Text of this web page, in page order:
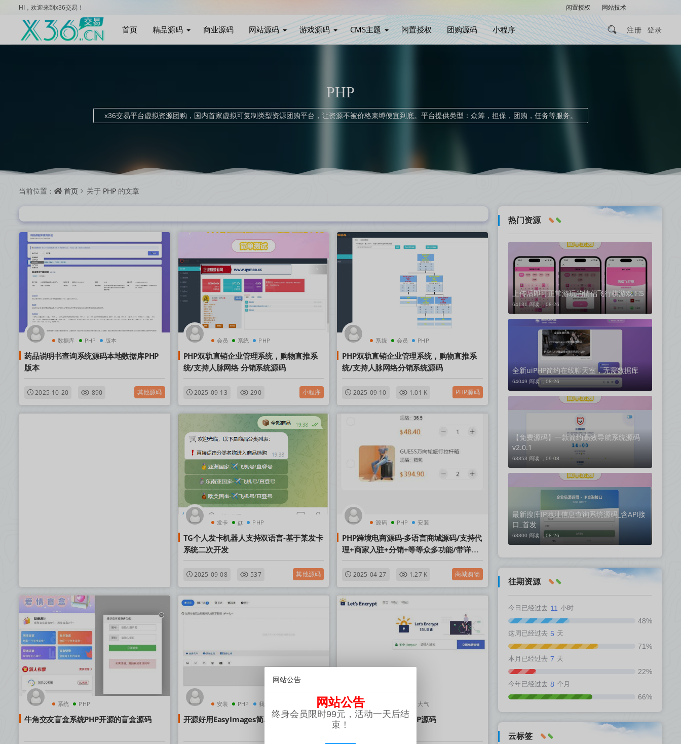
HI，欢迎来到x36交易！ 闲置授权 网站技术
首页 精品源码 商业源码 网站源码 游戏源码 CMS主题 闲置授权 团购源码 小程序 注册 登录
PHP
x36交易平台虚拟资源团购，国内首家虚拟可复制类型资源团购平台，让资源不被价格束缚便宜到底。平台提供类型：众筹，担保，团购，任务等服务。
当前位置： 首页 关于 PHP 的文章
数据库 PHP 版本
药品说明书查询系统源码本地数据库PHP
版本
2025-10-20 890 其他源码
会员 系统 PHP
PHP双轨直销企业管理系统，购物直推系
统/支持人脉网络 分销系统源码
2025-09-13 290 小程序
系统 会员 PHP
PHP双轨直销企业管理系统，购物直推系
统/支持人脉网络分销系统源码
2025-09-10 1.01 K PHP源码
发卡 gt PHP
TG个人发卡机器人支持双语言-基于某发卡
系统二次开发
2025-09-08 537 其他源码
源码 PHP 安装
PHP跨境电商源码-多语言商城源码/支持代
理+商家入驻+分销+等等众多功能/带详细
安装
2025-04-27 1.27 K 商城购物
系统 PHP
牛角交友盲盒系统PHP开源的盲盒源码
安装 PHP 我们
开源好用EasyImages简单图床源码
大气
大气的SSL申请单页PHP源码
热门资源
上传后即可正常游玩的情侣飞行棋游戏 H5
64131 阅读 ，08-26
全新uiPHP简约在线聊天室，无需数据库
64049 阅读 ，08-26
【免费源码】一款简约高效导航系统源码
v2.0.1
63853 阅读 ， 09-08
最新搜库IP地址信息查询系统源码_含API接
口_首发
63300 阅读 ， 08-26
往期资源
今日已经过去 11 小时
48%
这周已经过去 5 天
71%
本月已经过去 7 天
22%
今年已经过去 8 个月
66%
云标签
网站公告
网站公告
终身会员限时99元，活动一天后结
束！